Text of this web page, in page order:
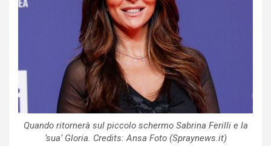
Quando ritornerà sul piccolo schermo Sabrina Ferilli e la
‘sua’ Gloria. Credits: Ansa Foto (Spraynews.it)